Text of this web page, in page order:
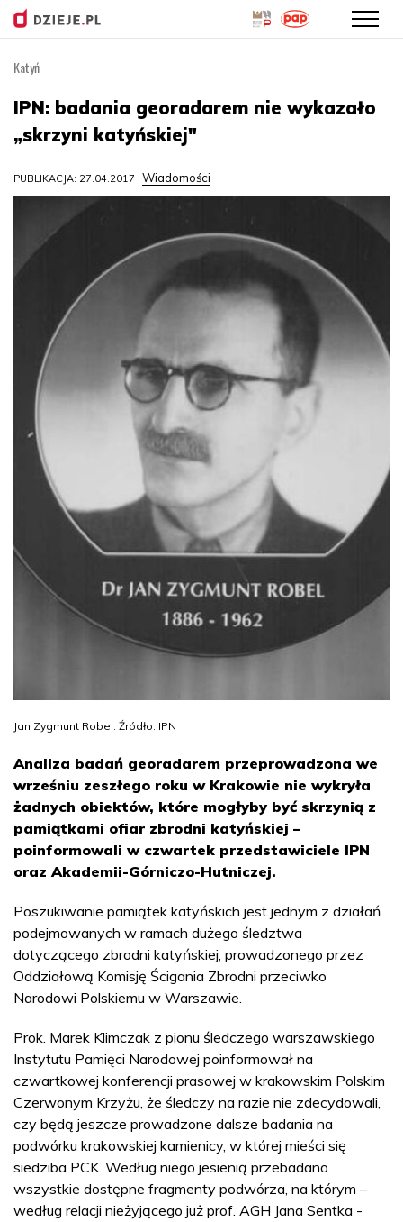
treści
Katyń
IPN: badania georadarem nie wykazało
„skrzyni katyńskiej"
PUBLIKACJA: 27.04.2017 Wiadomości
Jan Zygmunt Robel. Źródło: IPN
Analiza badań georadarem przeprowadzona we
wrześniu zeszłego roku w Krakowie nie wykryła
żadnych obiektów, które mogłyby być skrzynią z
pamiątkami ofiar zbrodni katyńskiej –
poinformowali w czwartek przedstawiciele IPN
oraz Akademii-Górniczo-Hutniczej.
Poszukiwanie pamiątek katyńskich jest jednym z działań
podejmowanych w ramach dużego śledztwa
dotyczącego zbrodni katyńskiej, prowadzonego przez
Oddziałową Komisję Ścigania Zbrodni przeciwko
Narodowi Polskiemu w Warszawie.
Prok. Marek Klimczak z pionu śledczego warszawskiego
Instytutu Pamięci Narodowej poinformował na
czwartkowej konferencji prasowej w krakowskim Polskim
Czerwonym Krzyżu, że śledczy na razie nie zdecydowali,
czy będą jeszcze prowadzone dalsze badania na
podwórku krakowskiej kamienicy, w której mieści się
siedziba PCK. Według niego jesienią przebadano
wszystkie dostępne fragmenty podwórza, na którym –
według relacji nieżyjącego już prof. AGH Jana Sentka -